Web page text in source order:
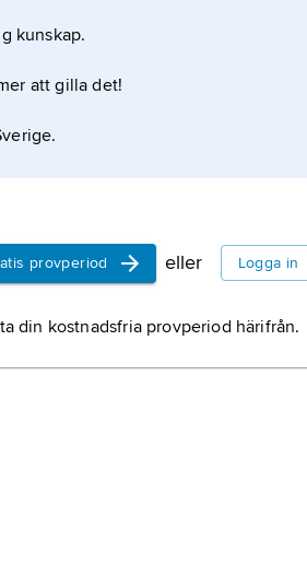
kunskap.
att gilla det!
provperiod eller Logga in
din kostnadsfria provperiod härifrån.